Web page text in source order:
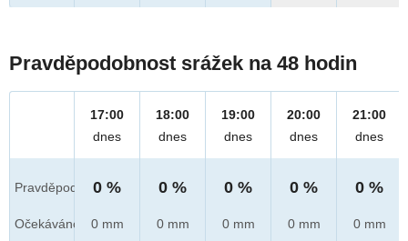
Pravděpodobnost srážek na 48 hodin
Pravděpod.
Očekáváno
17:00
dnes
0 %
0 mm
18:00
dnes
0 %
0 mm
19:00
dnes
0 %
0 mm
20:00
dnes
0 %
0 mm
21:00
dnes
0 %
0 mm